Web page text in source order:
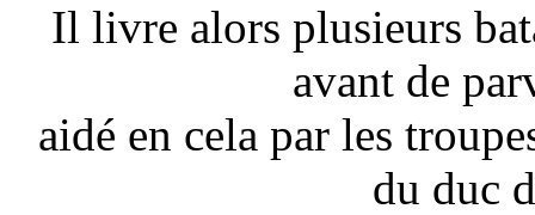
Il livre alors plusieurs
avant de
aidé en cela par les
du duc